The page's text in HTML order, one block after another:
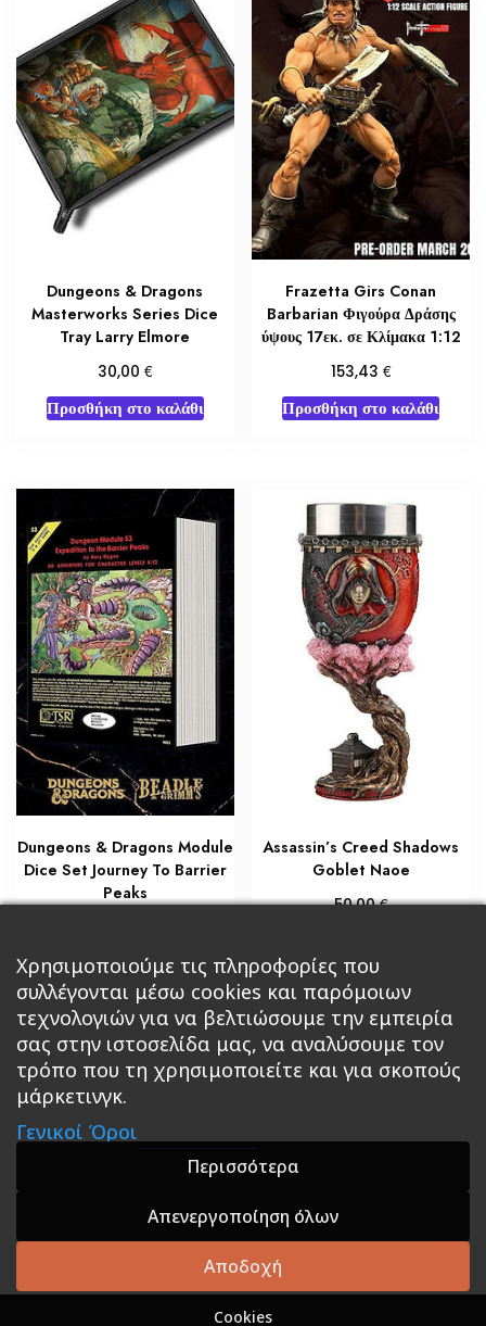
Dungeons & Dragons
Masterworks Series Dice
Tray Larry Elmore
30,00 €
Προσθήκη στο καλάθι
Frazetta Girs Conan
Barbarian Φιγούρα Δράσης
ύψους 17εκ. σε Κλίμακα 1:12
153,43 €
Προσθήκη στο καλάθι
Dungeons & Dragons Module
Dice Set Journey To Barrier
Peaks
Προσθήκη στο καλάθι
Assassin’s Creed Shadows
Goblet Naoe
50,00€
Διαβάστε περισσότερα
Κεντρική Βιβλία
Roleplaying Games Ψυχαγωγία Εκδόσεις Βάρδος
Σε Προσφορά
A theme by GradientThemes - A theme by Gradient
Themes
Χρησιμοποιούμε τις πληροφορίες που
συλλέγονται μέσω cookies και παρόμοιων
τεχνολογιών για να βελτιώσουμε την εμπειρία
σας στην ιστοσελίδα μας, να αναλύσουμε τον
τρόπο που τη χρησιμοποιείτε και για σκοπούς
μάρκετινγκ.
Γενικοί Όροι
Περισσότερα
Απενεργοποίηση όλων
Αποδοχή
Cookies